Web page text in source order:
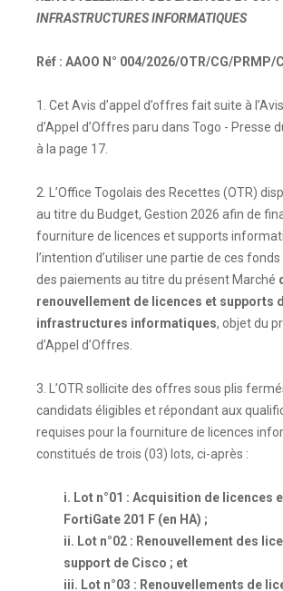
Contactez
INFRASTRUCTURES INFORMATIQUES
Réf : AAOO N° 004/2026/OTR/CG/PRMP/
1. Cet Avis d’appel d’offres fait suite à
d’Appel d’Offres paru dans Togo - Presse
à la page 17.
2. L’Office Togolais des Recettes (OTR)
au titre du Budget, Gestion 2026 afin de
fourniture de licences et supports
l’intention d’utiliser une partie de ces
des paiements au titre du présent Marché
renouvellement de licences et supports
infrastructures informatiques, objet du
d’Appel d’Offres.
3. L’OTR sollicite des offres sous plis
candidats éligibles et répondant aux
requises pour la fourniture de licences
constitués de trois (03) lots, ci-après :
i. Lot n°01 : Acquisition de licences
FortiGate 201 F (en HA) ;
ii. Lot n°02 : Renouvellement des
support de Cisco ; et
iii. Lot n°03 : Renouvellements de